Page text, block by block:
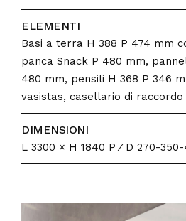
ELEMENTI
Basi a terra H 388 P 474 mm
panca Snack P 480 mm,
480 mm, pensili H 368 P 346
vasistas, casellario di raccordo
DIMENSIONI
L 3300 × H 1840 P ⁄ D 270-